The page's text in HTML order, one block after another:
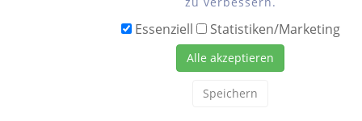
Essenziell Statistiken/Marketing
Alle akzeptieren
Speichern